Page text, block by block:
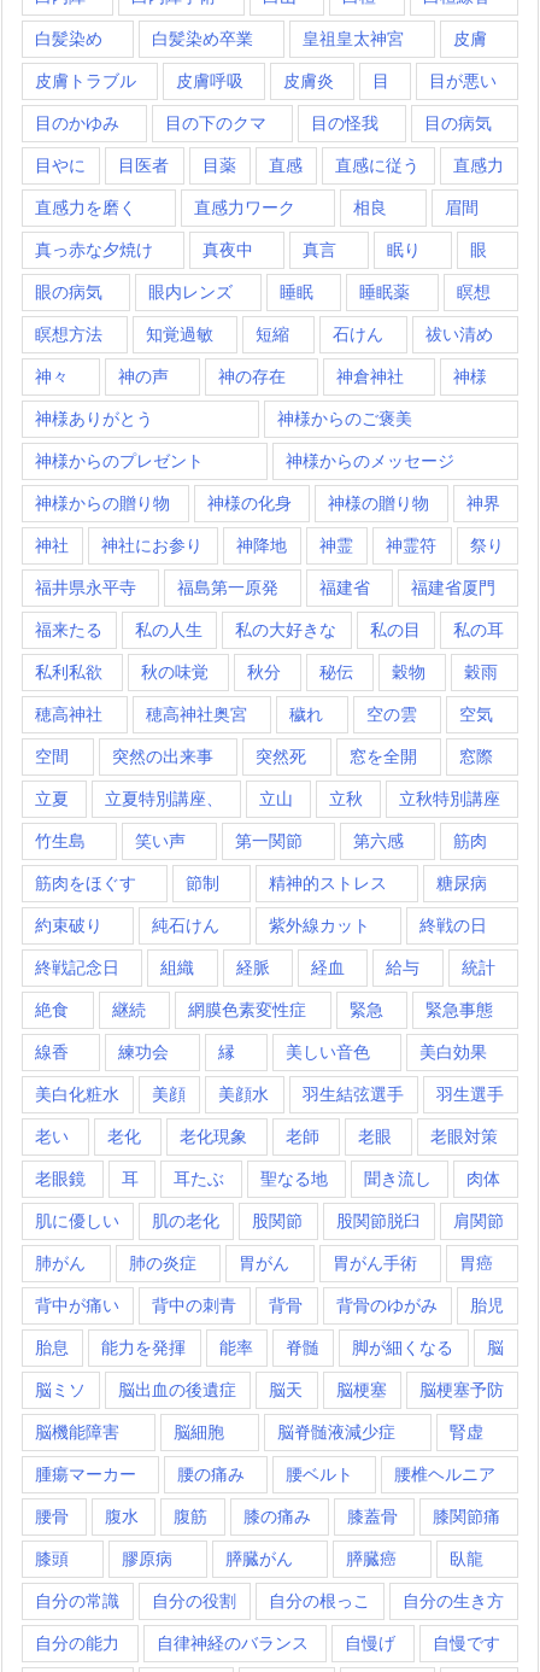
白髪染め 白髪染め卒業 皇祖皇太神宮 皮膚
皮膚トラブル 皮膚呼吸 皮膚炎 目 目が悪い
目のかゆみ 目の下のクマ 目の怪我 目の病気
目やに 目医者 目薬 直感 直感に従う 直感力
直感力を磨く 直感力ワーク 相良 眉間
真っ赤な夕焼け 真夜中 真言 眠り 眼
眼の病気 眼内レンズ 睡眠 睡眠薬 瞑想
瞑想方法 知覚過敏 短縮 石けん 祓い清め
神々 神の声 神の存在 神倉神社 神様
神様ありがとう 神様からのご褒美
神様からのプレゼント 神様からのメッセージ
神様からの贈り物 神様の化身 神様の贈り物 神界
神社 神社にお参り 神降地 神霊 神霊符 祭り
福井県永平寺 福島第一原発 福建省 福建省厦門
福来たる 私の人生 私の大好きな 私の目 私の耳
私利私欲 秋の味覚 秋分 秘伝 穀物 穀雨
穂高神社 穂高神社奥宮 穢れ 空の雲 空気
空間 突然の出来事 突然死 窓を全開 窓際
立夏 立夏特別講座、 立山 立秋 立秋特別講座
竹生島 笑い声 第一関節 第六感 筋肉
筋肉をほぐす 節制 精神的ストレス 糖尿病
約束破り 純石けん 紫外線カット 終戦の日
終戦記念日 組織 経脈 経血 給与 統計
絶食 継続 網膜色素変性症 緊急 緊急事態
線香 練功会 縁 美しい音色 美白効果
美白化粧水 美顔 美顔水 羽生結弦選手 羽生選手
老い 老化 老化現象 老師 老眼 老眼対策
老眼鏡 耳 耳たぶ 聖なる地 聞き流し 肉体
肌に優しい 肌の老化 股関節 股関節脱臼 肩関節
肺がん 肺の炎症 胃がん 胃がん手術 胃癌
背中が痛い 背中の刺青 背骨 背骨のゆがみ 胎児
胎息 能力を発揮 能率 脊髄 脚が細くなる 脳
脳ミソ 脳出血の後遺症 脳天 脳梗塞 脳梗塞予防
脳機能障害 脳細胞 脳脊髄液減少症 腎虚
腫瘍マーカー 腰の痛み 腰ベルト 腰椎ヘルニア
腰骨 腹水 腹筋 膝の痛み 膝蓋骨 膝関節痛
膝頭 膠原病 膵臓がん 膵臓癌 臥龍
自分の常識 自分の役割 自分の根っこ 自分の生き方
自分の能力 自律神経のバランス 自慢げ 自慢です